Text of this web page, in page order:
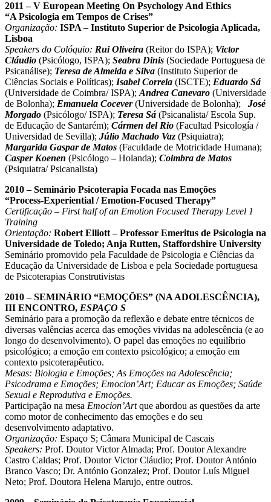
2011 – V European Meeting On Psychology And Ethics
“A Psicologia em Tempos de Crises”
Organização: ISPA – Instituto Superior de Psicologia Aplicada,
Lisboa
Speakers do Colóquio: Rui Oliveira (Reitor do ISPA); Victor
Cláudio (Psicólogo, ISPA); Seabra Dinis (Sociedade Portuguesa de
Psicanálise); Teresa de Almeida e Silva (Instituto Superior de
Ciências Sociais e Políticas); Isabel Correia (ISCTE); Eduardo Sá
(Universidade de Coimbra/ ISPA); Andrea Canevaro (Universidade
de Bolonha); Emanuela Cocever(Universidade de Bolonha); José
Morgado (Psicólogo/ ISPA); Teresa Sá (Psicanalista/ Escola Sup.
de Educação de Santarém); Cármen del Rio (Facultad Psicología /
Universidad de Sevilla); Júlio Machado Vaz (Psiquiatra);
Margarida Gaspar de Matos (Faculdade de Motricidade Humana);
Casper Koenen (Psicólogo – Holanda); Coimbra de Matos
(Psiquiatra/ Psicanalista)
2010 – Seminário Psicoterapia Focada nas Emoções
“Process-Experiential / Emotion-Focused Therapy”
Certificação – First half of an Emotion Focused Therapy Level 1
Training
Orientação: Robert Elliott – Professor Emeritus de Psicologia na
Universidade de Toledo; Anja Rutten, Staffordshire University
Seminário promovido pela Faculdade de Psicologia e Ciências da
Educação da Universidade de Lisboa e pela Sociedade portuguesa
de Psicoterapias Construtivistas
2010 – SEMINÁRIO “EMOÇÕES” (NA ADOLESCÊNCIA),
III ENCONTRO, ESPAÇO S
Seminário para a promoção da reflexão e debate entre técnicos de
diversas valências acerca das emoções vividas na adolescência (e ao
longo do desenvolvimento). O papel das emoções no equilíbrio
psicológico; a emoção em contexto psicológico; a emoção em
contexto psicoterapêutico.
Mesas: Biologia e Emoções; As Emoções na Adolescência;
Psicodrama e Emoções; Emocion’Art; Educar as Emoções; Saúde
Sexual e Reprodutiva e Emoções.
Participação na mesa Emocion’Artque abordou as questões da arte
como motor de conhecimento das emoções e do seu
desenvolvimento adaptativo.
Organização: Espaço S; Câmara Municipal de Cascais
Speakers: Prof. Doutor Victor Almada; Prof. Doutor Alexandre
Castro Caldas; Prof. Doutor Victor Cláudio; Prof. Doutor António
Branco Vasco; Dr. António Gonzalez; Prof. Doutor Luís Miguel
Neto; Prof. Doutora Helena Marujo, entre outros.